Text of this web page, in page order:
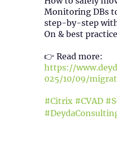
Monitoring DBs
step-by-step
On & best
👉 Read more:
https://
025/10/09/
#Citrix #CVAD